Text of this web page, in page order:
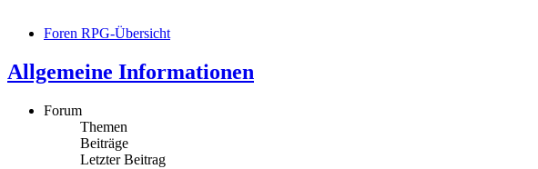
Foren RPG-Übersicht
Allgemeine Informationen
Forum
Themen
Beiträge
Letzter Beitrag